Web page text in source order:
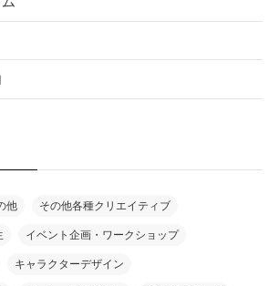
他 その他各種クリエイティブ
イベント企画・ワークショップ
キャラクターデザイン